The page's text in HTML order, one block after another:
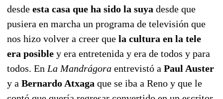
desde esta casa que ha sido la suya desde que
pusiera en marcha un programa de televisión que
nos hizo volver a creer que la cultura en la tele
era posible y era entretenida y era de todos y para
todos. En La Mandrágora entrevistó a Paul Auster
y a Bernardo Atxaga que se iba a Reno y que le